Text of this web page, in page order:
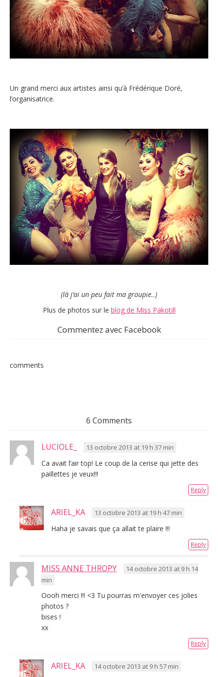
Un grand merci aux artistes ainsi qu’à Frédérique Doré,
l’organisatrice.
(là j’ai un peu fait ma groupie..)
Plus de photos sur le blog de Miss Pakotill
Commentez avec Facebook
comments
6 Comments
LUCIOLE_ 13 octobre 2013 at 19 h 37 min
Ca avait l’air top! Le coup de la cerise qui jette des
paillettes je veux!!!
Reply
ARIEL_KA 13 octobre 2013 at 19 h 47 min
Haha je savais que ça allait te plaire !!!
Reply
MISS ANNE THROPY
14 octobre 2013 at 9 h 14
min
Oooh merci !!! <3 Tu pourras m'envoyer ces jolies
photos ?
bises !
xx
Reply
ARIEL_KA 14 octobre 2013 at 9 h 57 min